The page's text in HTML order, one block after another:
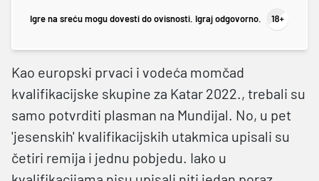
Igre na sreću mogu dovesti do ovisnosti. Igraj odgovorno.
Kao europski prvaci i vodeća momčad
kvalifikacijske skupine za Katar 2022., trebali su
samo potvrditi plasman na Mundijal. No, u pet
'jesenskih' kvalifikacijskih utakmica upisali su
četiri remija i jednu pobjedu. Iako u